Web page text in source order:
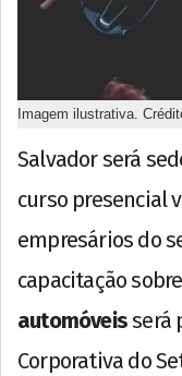
Imagem ilustrativa.
Salvador será
curso presencial
empresários do
capacitação sobre
automóveisserá
Corporativa do